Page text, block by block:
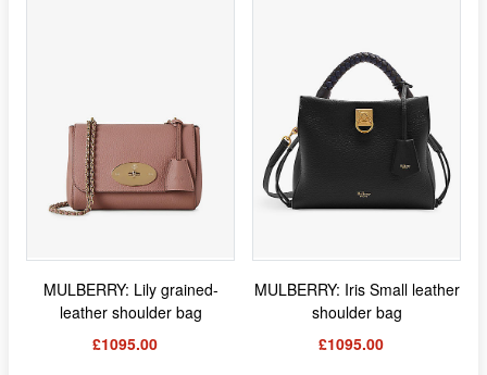
MULBERRY: Lily grained-
leather shoulder bag
£1095.00
MULBERRY: Iris Small leather
shoulder bag
£1095.00